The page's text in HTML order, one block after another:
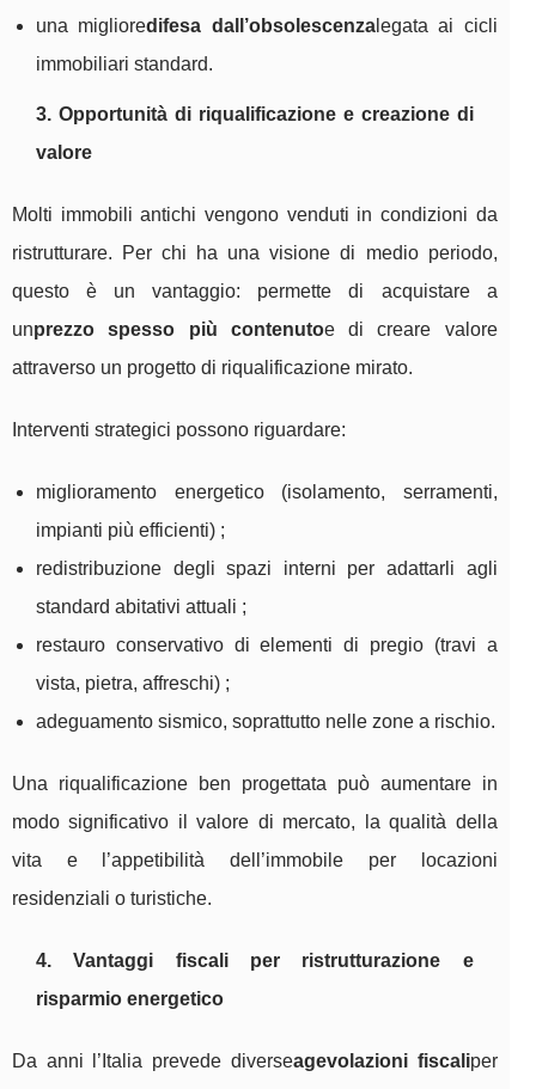
una miglioredifesa dall’obsolescenzalegata ai cicli
immobiliari standard.
3. Opportunità di riqualificazione e creazione di
valore
Molti immobili antichi vengono venduti in condizioni da
ristrutturare. Per chi ha una visione di medio periodo,
questo è un vantaggio: permette di acquistare a
unprezzo spesso più contenutoe di creare valore
attraverso un progetto di riqualificazione mirato.
Interventi strategici possono riguardare:
miglioramento energetico (isolamento, serramenti,
impianti più efficienti) ;
redistribuzione degli spazi interni per adattarli agli
standard abitativi attuali ;
restauro conservativo di elementi di pregio (travi a
vista, pietra, affreschi) ;
adeguamento sismico, soprattutto nelle zone a rischio.
Una riqualificazione ben progettata può aumentare in
modo significativo il valore di mercato, la qualità della
vita e l’appetibilità dell’immobile per locazioni
residenziali o turistiche.
4. Vantaggi fiscali per ristrutturazione e
risparmio energetico
Da anni l’Italia prevede diverseagevolazioni fiscaliper